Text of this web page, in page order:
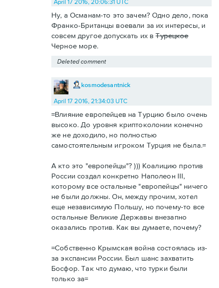
April 17 2016, 20:06:31 UTC
Ну, а Османам-то это зачем? Одно дело, пока
Франко-Британцы воевали за их интересы, и
совсем другое допускать их вТурецкое
Черное море.
Deleted comment
kosmodesantnick
April 17 2016, 21:34:03 UTC
=Влияние европейцев на Турцию было очень
высоко. До уровня криптоколонии конечно
же не доходило, но полностью
самостоятельным игроком Турция не была.=
А кто это "европейцы"? ))) Коалицию против
России создал конкретно Наполеон III,
которому все остальные "европейцы" ничего
не были должны. Он, между прочим, хотел
еще независимую Польшу, но почему-то все
остальные Великие Державы внезапно
оказались против. Как вы думаете, почему?
=Собственно Крымская война состоялась из-
за экспансии России. Был шанс захватить
Босфор. Так что думаю, что турки были
только за=